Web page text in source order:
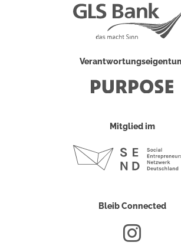
Mitglied im
Bleib Connected